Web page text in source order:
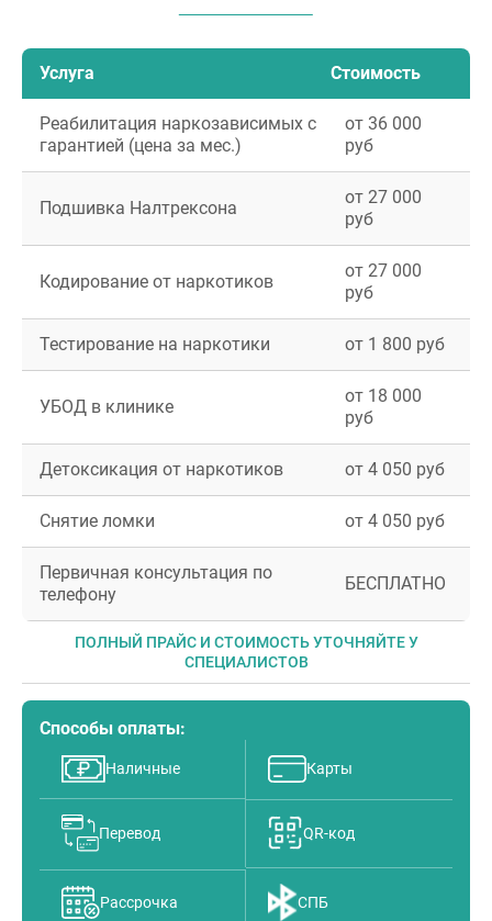
Услуга Стоимость
Реабилитация наркозависимых с
гарантией (цена за мес.)
от 36 000
руб
Подшивка Налтрексона
от 27 000
руб
Кодирование от наркотиков
от 27 000
руб
Тестирование на наркотики от 1 800 руб
УБОД в клинике
от 18 000
руб
Детоксикация от наркотиков от 4 050 руб
Снятие ломки от 4 050 руб
Первичная консультация по
телефону
БЕСПЛАТНО
ПОЛНЫЙ ПРАЙС И СТОИМОСТЬ УТОЧНЯЙТЕ У
СПЕЦИАЛИСТОВ
Способы оплаты:
Наличные Карты
Перевод QR-код
Рассрочка СПБ